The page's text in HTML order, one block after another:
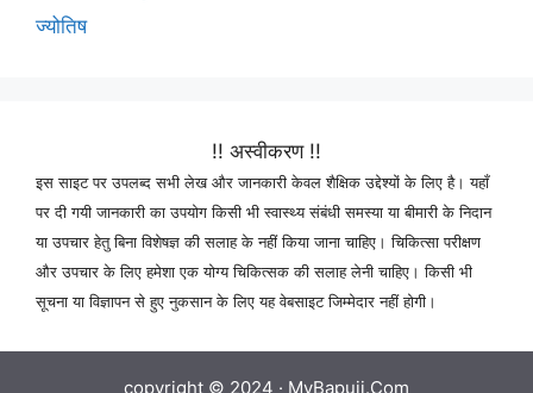
ज्योतिष
!! अस्वीकरण !!
इस साइट पर उपलब्द सभी लेख और जानकारी केवल शैक्षिक उद्देश्यों के लिए है। यहाँ
पर दी गयी जानकारी का उपयोग किसी भी स्वास्थ्य संबंधी समस्या या बीमारी के निदान
या उपचार हेतु बिना विशेषज्ञ की सलाह के नहीं किया जाना चाहिए। चिकित्सा परीक्षण
और उपचार के लिए हमेशा एक योग्य चिकित्सक की सलाह लेनी चाहिए। किसी भी
सूचना या विज्ञापन से हुए नुकसान के लिए यह वेबसाइट जिम्मेदार नहीं होगी।
copyright © 2024 · MyBapuji.Com